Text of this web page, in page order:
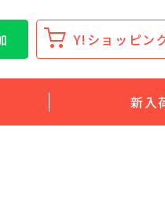
Y!ショッピン
新入